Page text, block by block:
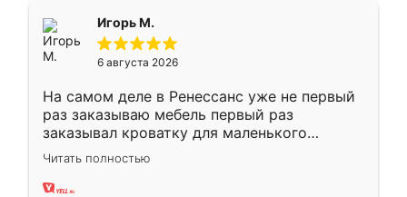
Игорь М.
6 августа 2026
На самом деле в Ренессанс уже не первый
раз заказываю мебель первый раз
заказывал кроватку для маленького
ребёнка при его рождении ,во второй раз
заказал шкаф-купе. По качеству очень
хорошее сборка достаточно быстрая,
Читать полностью